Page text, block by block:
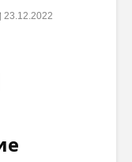
23.12.2022